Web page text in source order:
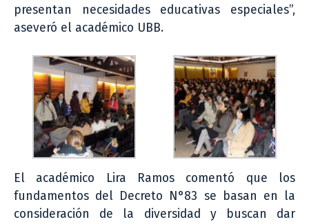
presentan necesidades educativas especiales”,
aseveró el académico UBB.
El académico Lira Ramos comentó que los
fundamentos del Decreto N°83 se basan en la
consideración de la diversidad y buscan dar